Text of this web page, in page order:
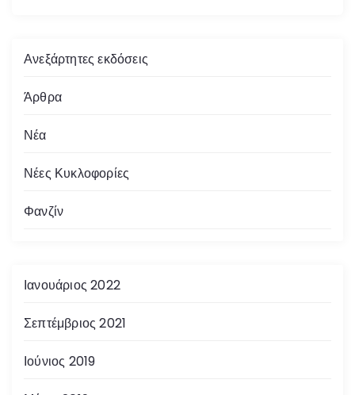
Ανεξάρτητες εκδόσεις
Άρθρα
Νέα
Νέες Κυκλοφορίες
Φανζίν
Ιανουάριος 2022
Σεπτέμβριος 2021
Ιούνιος 2019